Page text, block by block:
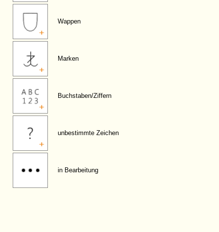
Wappen
Marken
Buchstaben/Ziffern
unbestimmte Zeichen
in Bearbeitung